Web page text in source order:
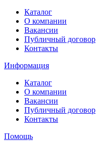
Каталог
О компании
Вакансии
Публичный договор
Контакты
Информация
Каталог
О компании
Вакансии
Публичный договор
Контакты
Помощь